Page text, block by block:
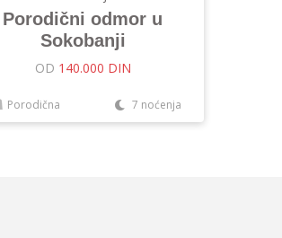
Porodični odmor u
Sokobanji
OD 140.000 DIN
Porodična 7 noćenja